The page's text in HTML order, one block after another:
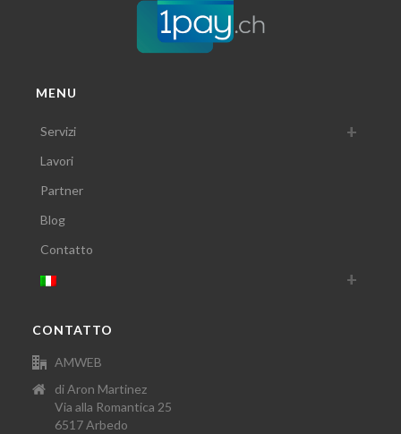
MENU
Servizi
Lavori
Partner
Blog
Contatto
CONTATTO
AMWEB
di Aron Martinez
Via alla Romantica 25
6517 Arbedo